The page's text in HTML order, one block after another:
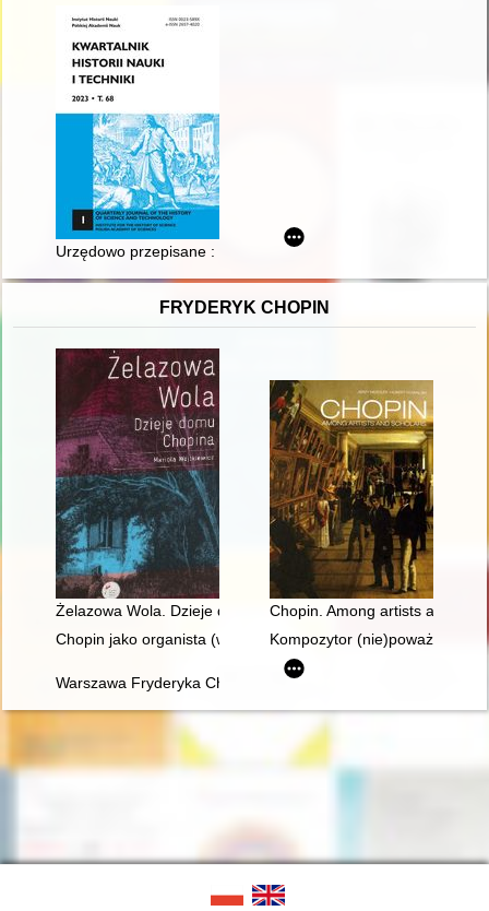
Urzędowo przepisane : recepty w gdańskiej literaturze
FRYDERYK CHOPIN
Żelazowa Wola. Dzieje domu ChopinaChopin. Among artists and
Chopin jako organista (w 150. rocznicę śmierci)
Kompozytor (nie)poważny.
Warszawa Fryderyka Chopina